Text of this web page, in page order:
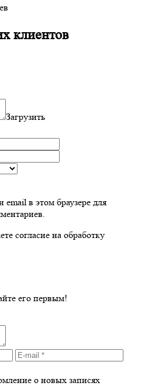
клиентов
Загрузить
в этом браузере для
согласие на обработку
его первым!
о новых записях